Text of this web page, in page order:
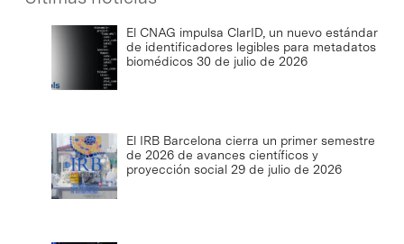
El CNAG impulsa ClarID, un nuevo estándar
de identificadores legibles para metadatos
biomédicos 30 de julio de 2026
El IRB Barcelona cierra un primer semestre
de 2026 de avances científicos y
proyección social 29 de julio de 2026